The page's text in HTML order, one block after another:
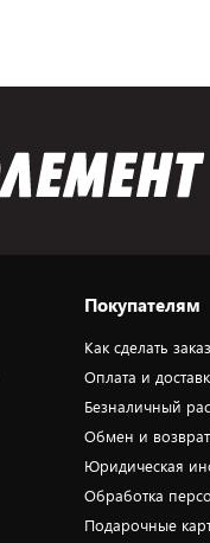
Покупателям
Как сделать заказ
Оплата и
Безналичный
Обмен и
Юридическая
Обработка
Подарочные